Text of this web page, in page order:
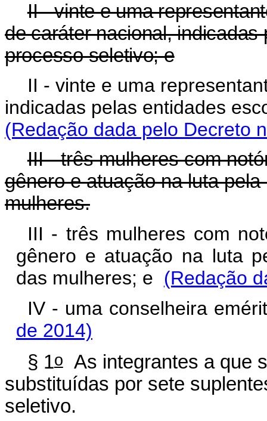
II - vinte e uma
de caráter nacional,
processo seletivo; e
II - vinte e uma
indicadas pelas entidades
(Redação dada pelo Decreto
III - três mulheres com
gênero e atuação na luta
mulheres.
III - três mulheres com
gênero e atuação na luta
das mulheres; e (Redação
IV - uma conselheira
de 2014)
§ 1oAs integrantes a que
substituídas por sete
seletivo.